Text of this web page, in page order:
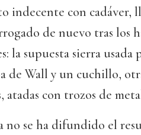
indecente con cadáver,
de nuevo tras los
la supuesta sierra
de Wall y un cuchillo,
atadas con trozos de
se ha difundido el